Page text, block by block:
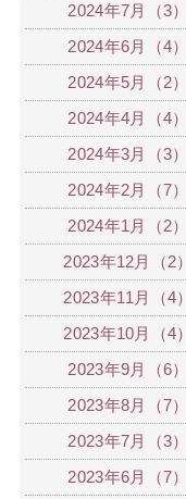
2024年7月（3）
2024年6月（4）
2024年5月（2）
2024年4月（4）
2024年3月（3）
2024年2月（7）
2024年1月（2）
2023年12月（2）
2023年11月（4）
2023年10月（4）
2023年9月（6）
2023年8月（7）
2023年7月（3）
2023年6月（7）